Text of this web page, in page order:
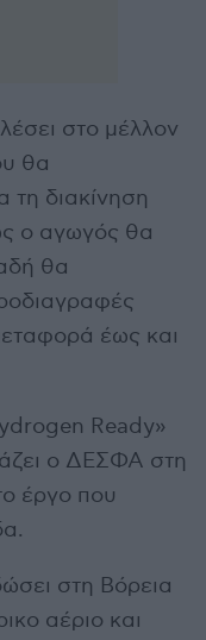
στο μέλλον
θα
τη διακίνηση
ο αγωγός θα
θα
έως και
Ready»
ο ΔΕΣΦΑ στη
έργο που
στη Βόρεια
αέριο και